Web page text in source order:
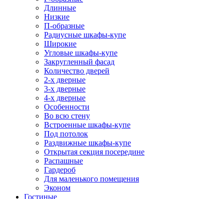
Длинные
Низкие
П-образные
Радиусные шкафы-купе
Широкие
Угловые шкафы-купе
Закругленный фасад
Количество дверей
2-х дверные
3-х дверные
4-х дверные
Особенности
Во всю стену
Встроенные шкафы-купе
Под потолок
Раздвижные шкафы-купе
Открытая секция посередине
Распашные
Гардероб
Для маленького помещения
Эконом
Гостиные